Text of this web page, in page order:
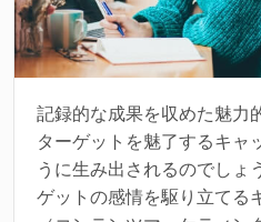
記録的な成果を収めた魅力
ターゲットを魅了するキャ
うに生み出されるのでしょ
ゲットの感情を駆り立てる